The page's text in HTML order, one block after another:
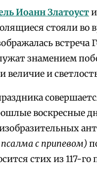
Иоанн Златоуст
стояли во
встреча
знамением
величие и
воскресные
с припевом)
стих из 117-